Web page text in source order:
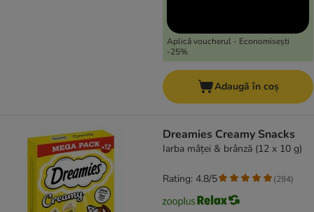
Aplică voucherul - Economisești
-25%
Adaugă în coș
Dreamies Creamy Snacks
Iarba mâței & brânză (12 x 10 g)
Rating: 4.8/5 (294)